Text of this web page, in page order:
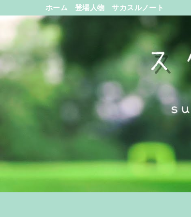
ホーム 登場人物 サカスルノート